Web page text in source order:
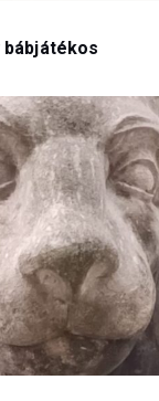
bábjátékos